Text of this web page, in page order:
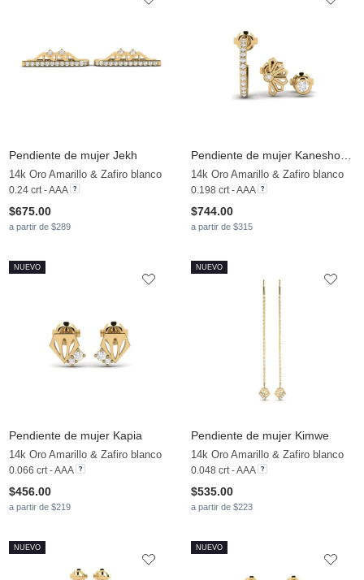
Pendiente de mujer Jekh
14k Oro Amarillo & Zafiro blanco
0.24 crt - AAA
$675.00
a partir de $289
Pendiente de mujer Kaneshon - SET
14k Oro Amarillo & Zafiro blanco
0.198 crt - AAA
$744.00
a partir de $315
Pendiente de mujer Kapia
14k Oro Amarillo & Zafiro blanco
0.066 crt - AAA
$456.00
a partir de $219
NUEVO
Pendiente de mujer Kimwe
14k Oro Amarillo & Zafiro blanco
0.048 crt - AAA
$535.00
a partir de $223
NUEVO
NUEVO NUEVO